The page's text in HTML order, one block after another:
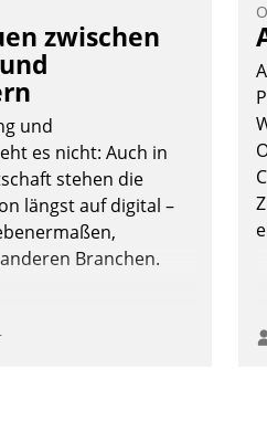
zwischen
und
es nicht: Auch in
stehen die
längst auf digital –
Branchen.